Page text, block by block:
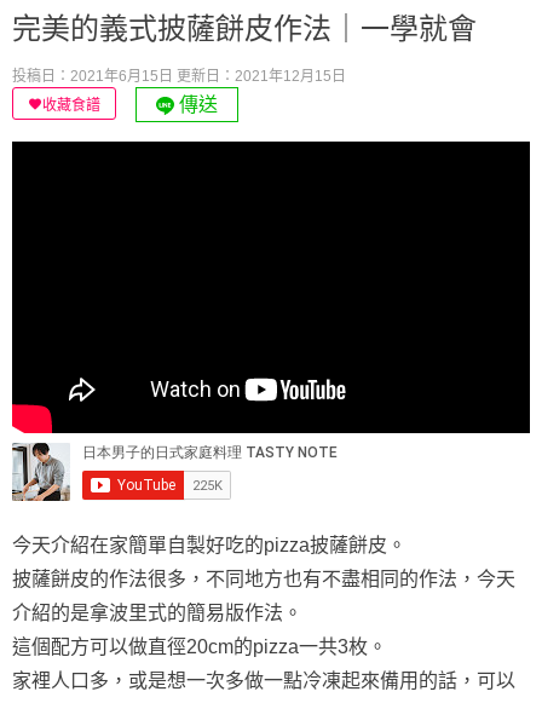
完美的義式披薩餅皮作法｜一學就會
投稿日：2021年6月15日 更新日：2021年12月15日
收藏食譜
傳送
今天介紹在家簡單自製好吃的pizza披薩餅皮。
披薩餅皮的作法很多，不同地方也有不盡相同的作法，今天
介紹的是拿波里式的簡易版作法。
這個配方可以做直徑20cm的pizza一共3枚。
家裡人口多，或是想一次多做一點冷凍起來備用的話，可以